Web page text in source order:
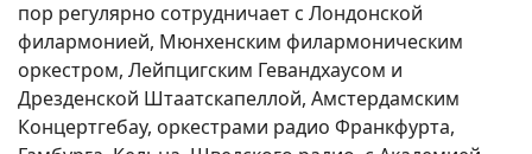
пор регулярно сотрудничает с Лондонской
филармонией, Мюнхенским филармоническим
оркестром, Лейпцигским Гевандхаусом и
Дрезденской Штаатскапеллой, Амстердамским
Концертгебау, оркестрами радио Франкфурта,